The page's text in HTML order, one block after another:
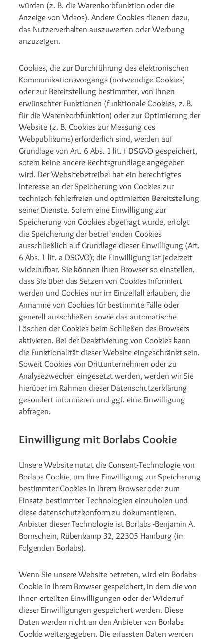
würden (z. B. die Warenkorbfunktion oder die
Anzeige von Videos). Andere Cookies dienen dazu,
das Nutzerverhalten auszuwerten oder Werbung
anzuzeigen.
Cookies, die zur Durchführung des elektronischen
Kommunikationsvorgangs (notwendige Cookies)
oder zur Bereitstellung bestimmter, von Ihnen
erwünschter Funktionen (funktionale Cookies, z. B.
für die Warenkorbfunktion) oder zur Optimierung der
Website (z. B. Cookies zur Messung des
Webpublikums) erforderlich sind, werden auf
Grundlage von Art. 6 Abs. 1 lit. f DSGVO gespeichert,
sofern keine andere Rechtsgrundlage angegeben
wird. Der Websitebetreiber hat ein berechtigtes
Interesse an der Speicherung von Cookies zur
technisch fehlerfreien und optimierten Bereitstellung
seiner Dienste. Sofern eine Einwilligung zur
Speicherung von Cookies abgefragt wurde, erfolgt
die Speicherung der betreffenden Cookies
ausschließlich auf Grundlage dieser Einwilligung (Art.
6 Abs. 1 lit. a DSGVO); die Einwilligung ist jederzeit
widerrufbar. Sie können Ihren Browser so einstellen,
dass Sie über das Setzen von Cookies informiert
werden und Cookies nur im Einzelfall erlauben, die
Annahme von Cookies für bestimmte Fälle oder
generell ausschließen sowie das automatische
Löschen der Cookies beim Schließen des Browsers
aktivieren. Bei der Deaktivierung von Cookies kann
die Funktionalität dieser Website eingeschränkt sein.
Soweit Cookies von Drittunternehmen oder zu
Analysezwecken eingesetzt werden, werden wir Sie
hierüber im Rahmen dieser Datenschutzerklärung
gesondert informieren und ggf. eine Einwilligung
abfragen.
Einwilligung mit Borlabs Cookie
Unsere Website nutzt die Consent-Technologie von
Borlabs Cookie, um Ihre Einwilligung zur Speicherung
bestimmter Cookies in Ihrem Browser oder zum
Einsatz bestimmter Technologien einzuholen und
diese datenschutzkonform zu dokumentieren.
Anbieter dieser Technologie ist Borlabs -Benjamin A.
Bornschein, Rübenkamp 32, 22305 Hamburg (im
Folgenden Borlabs).
Wenn Sie unsere Website betreten, wird ein Borlabs-
Cookie in Ihrem Browser gespeichert, in dem die von
Ihnen erteilten Einwilligungen oder der Widerruf
dieser Einwilligungen gespeichert werden. Diese
Daten werden nicht an den Anbieter von Borlabs
Cookie weitergegeben. Die erfassten Daten werden